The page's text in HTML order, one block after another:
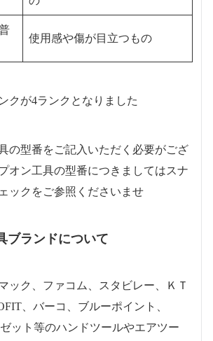
使用感や傷が目立つもの
クが4ランクとなりました
の型番をご記入いただく必要がござ
オン工具の型番につきましてはスナ
ックをご参照くださいませ
ブランドについて
ック、ファコム、スタビレー、ＫＴ
、バーコ、ブルーポイント、
ット等のハンドツールやエアツー